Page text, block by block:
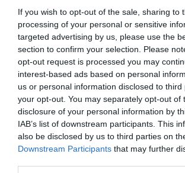
If you wish to opt-out of the sale, sharing to
processing of your personal or sensitive
targeted advertising by us, please use the
section to confirm your selection. Please
opt-out request is processed you may
interest-based ads based on personal
us or personal information disclosed to
your opt-out. You may separately opt-out of
disclosure of your personal information by
IAB’s list of downstream participants. This
also be disclosed by us to third parties on
Downstream Participants that may further
Europea
Eulogio López
Marcelo Gullo: “El trabajo de
historia, de poner la verdadera,
desmontar la falsificación, es
cristiano"
por Hispanidad